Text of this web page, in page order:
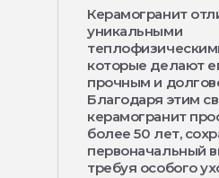
Керамогранит
уникальными
которые делают
прочным и
Благодаря этим
керамогранит
более 50 лет,
первоначальный
требуя особого